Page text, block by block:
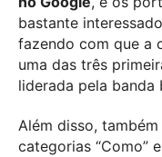
bastante
fazendo com que a
uma das três
liderada pela
Além disso,
categorias “Como”